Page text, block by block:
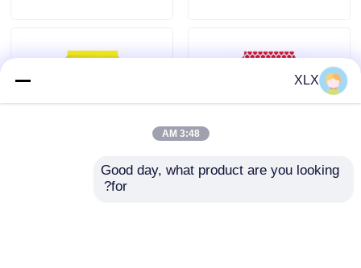
سری رایج
XLX
3:48 AM
Good day, what product are you looking
for?